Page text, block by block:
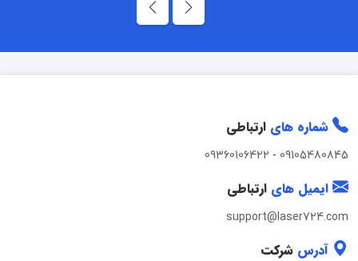
شماره های ارتباطی
09105480845
-
09360106422
ایمیل های ارتباطی
support@laser724.com
آدرس شرکت